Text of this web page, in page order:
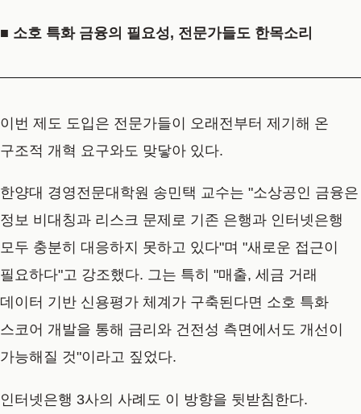
■ 소호 특화 금융의 필요성, 전문가들도 한목소리
이번 제도 도입은 전문가들이 오래전부터 제기해 온
구조적 개혁 요구와도 맞닿아 있다.
한양대 경영전문대학원 송민택 교수는 "소상공인 금융은
정보 비대칭과 리스크 문제로 기존 은행과 인터넷은행
모두 충분히 대응하지 못하고 있다"며 "새로운 접근이
필요하다"고 강조했다. 그는 특히 "매출, 세금 거래
데이터 기반 신용평가 체계가 구축된다면 소호 특화
스코어 개발을 통해 금리와 건전성 측면에서도 개선이
가능해질 것"이라고 짚었다.
인터넷은행 3사의 사례도 이 방향을 뒷받침한다.